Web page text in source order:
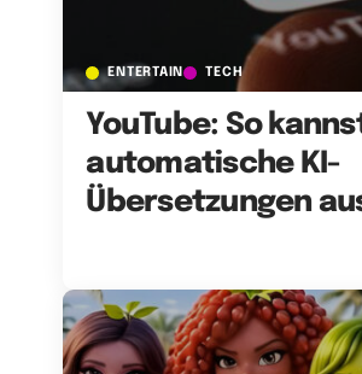
ENTERTAIN TECH
YouTube: So
automatische KI-
Übersetzungen